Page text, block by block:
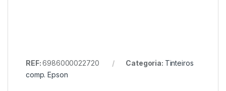
REF:6986000022720 Categoria: Tinteiros
comp. Epson